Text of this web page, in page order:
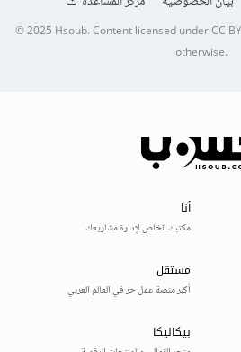
© 2025Hsoub.Content licensed underCC
otherwise.